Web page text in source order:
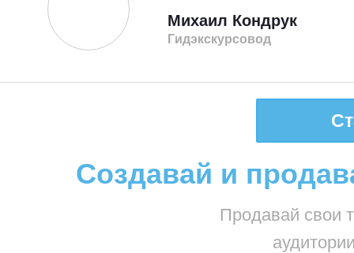
Михаил Кондрук
Гид­экскурсовод
Создавай и
Продавай свои